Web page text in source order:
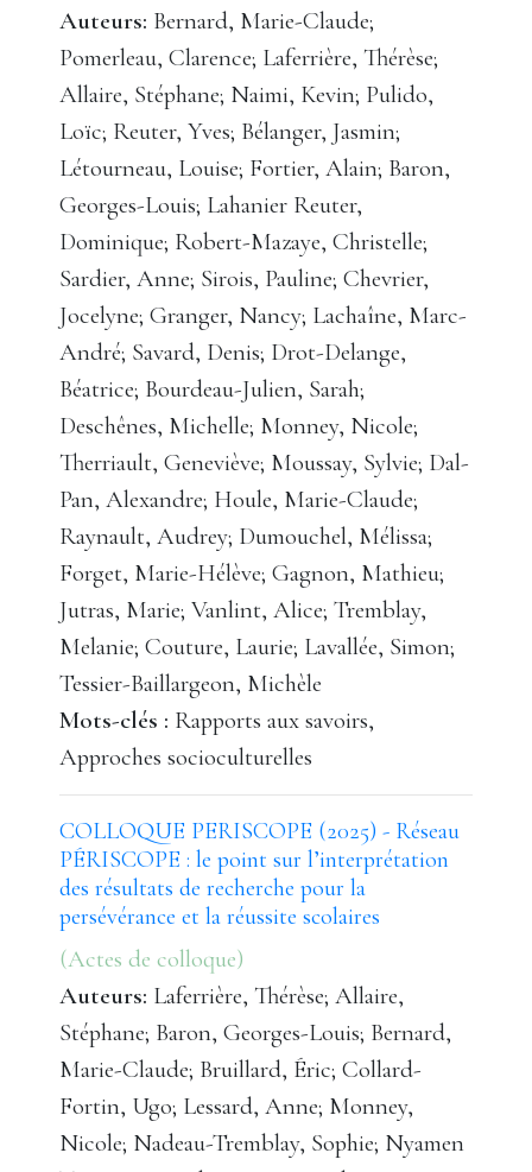
Auteurs: Bernard, Marie-Claude;
Pomerleau, Clarence; Laferrière, Thérèse;
Allaire, Stéphane; Naimi, Kevin; Pulido,
Loïc; Reuter, Yves; Bélanger, Jasmin;
Létourneau, Louise; Fortier, Alain; Baron,
Georges-Louis; Lahanier Reuter,
Dominique; Robert-Mazaye, Christelle;
Sardier, Anne; Sirois, Pauline; Chevrier,
Jocelyne; Granger, Nancy; Lachaîne, Marc-
André; Savard, Denis; Drot-Delange,
Béatrice; Bourdeau-Julien, Sarah;
Deschênes, Michelle; Monney, Nicole;
Therriault, Geneviève; Moussay, Sylvie; Dal-
Pan, Alexandre; Houle, Marie-Claude;
Raynault, Audrey; Dumouchel, Mélissa;
Forget, Marie-Hélève; Gagnon, Mathieu;
Jutras, Marie; Vanlint, Alice; Tremblay,
Melanie; Couture, Laurie; Lavallée, Simon;
Tessier-Baillargeon, Michèle
Mots-clés : Rapports aux savoirs,
Approches socioculturelles
COLLOQUE PERISCOPE (2025) - Réseau
PÉRISCOPE : le point sur l’interprétation
des résultats de recherche pour la
persévérance et la réussite scolaires
(Actes de colloque)
Auteurs: Laferrière, Thérèse; Allaire,
Stéphane; Baron, Georges-Louis; Bernard,
Marie-Claude; Bruillard, Éric; Collard-
Fortin, Ugo; Lessard, Anne; Monney,
Nicole; Nadeau-Tremblay, Sophie; Nyamen